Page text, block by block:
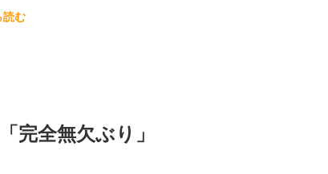
読む
完全無欠ぶり」